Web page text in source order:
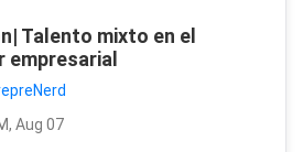
Talento mixto en el
empresarial
Aug 07